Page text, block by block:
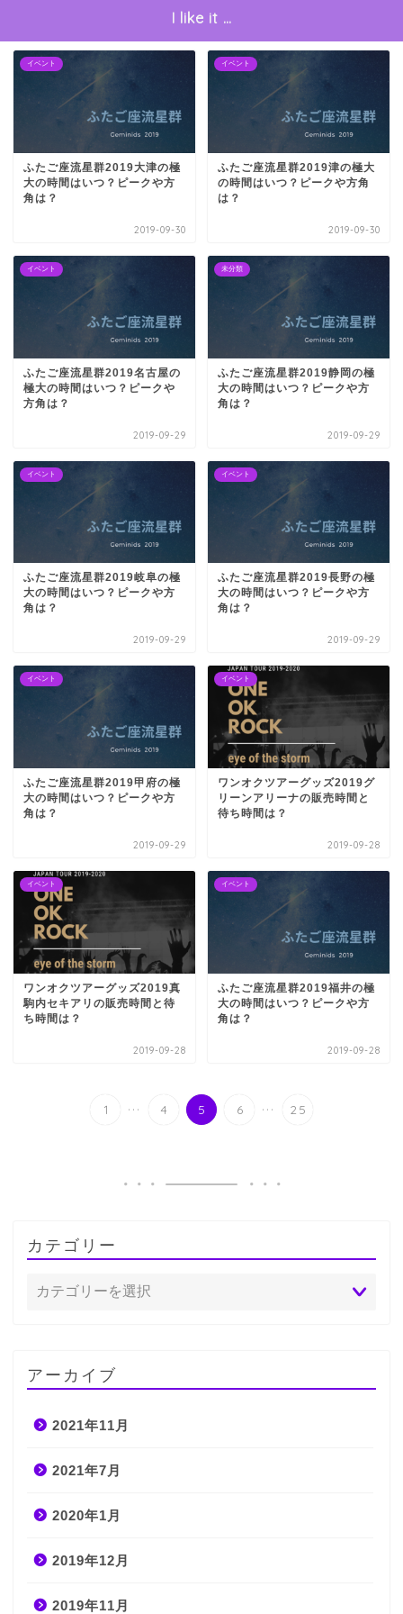
I like it …
イベント
ふたご座流星群2019大津の極
大の時間はいつ？ピークや方
角は？
2019-09-30
イベント
ふたご座流星群2019津の極大
の時間はいつ？ピークや方角
は？
2019-09-30
イベント
ふたご座流星群2019名古屋の
極大の時間はいつ？ピークや
方角は？
2019-09-29
未分類
ふたご座流星群2019静岡の極
大の時間はいつ？ピークや方
角は？
2019-09-29
イベント
ふたご座流星群2019岐阜の極
大の時間はいつ？ピークや方
角は？
2019-09-29
イベント
ふたご座流星群2019長野の極
大の時間はいつ？ピークや方
角は？
2019-09-29
イベント
ふたご座流星群2019甲府の極
大の時間はいつ？ピークや方
角は？
2019-09-29
イベント
ワンオクツアーグッズ2019グ
リーンアリーナの販売時間と
待ち時間は？
2019-09-28
イベント
ワンオクツアーグッズ2019真
駒内セキアリの販売時間と待
ち時間は？
2019-09-28
イベント
ふたご座流星群2019福井の極
大の時間はいつ？ピークや方
角は？
2019-09-28
1 ... 4 5 6 ... 25
カテゴリー
アーカイブ
2021年11月
2021年7月
2020年1月
2019年12月
2019年11月